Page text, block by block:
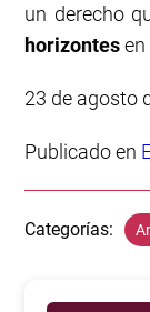
un derecho
horizontesen
23 de agosto
Publicado en
Categorías: